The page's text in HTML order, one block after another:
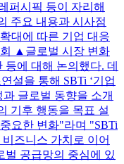
퍼시픽 등이 자리해
주요 내용과 시사점
대에 따른 기업 대응
▲글로벌 시장 변화
에 대해 논의했다. 데
설을 통해 SBTi ‘기업
글로벌 동향을 소개
기후 행동을 목표 설
요한 변화"라며 "SBTi
즈니스 가치로 이어
벌 공급망의 중심에 있